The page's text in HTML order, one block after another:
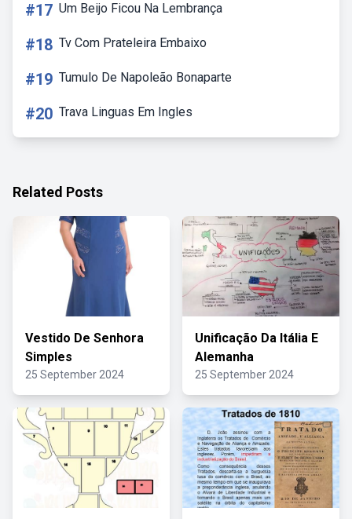
#17 Um Beijo Ficou Na Lembrança
#18 Tv Com Prateleira Embaixo
#19 Tumulo De Napoleão Bonaparte
#20 Trava Linguas Em Ingles
Related Posts
Vestido De Senhora
Simples
25 September 2024
Unificação Da Itália E
Alemanha
25 September 2024